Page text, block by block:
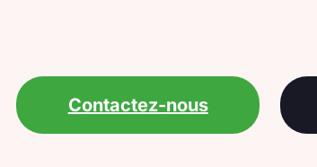
Contactez-nous